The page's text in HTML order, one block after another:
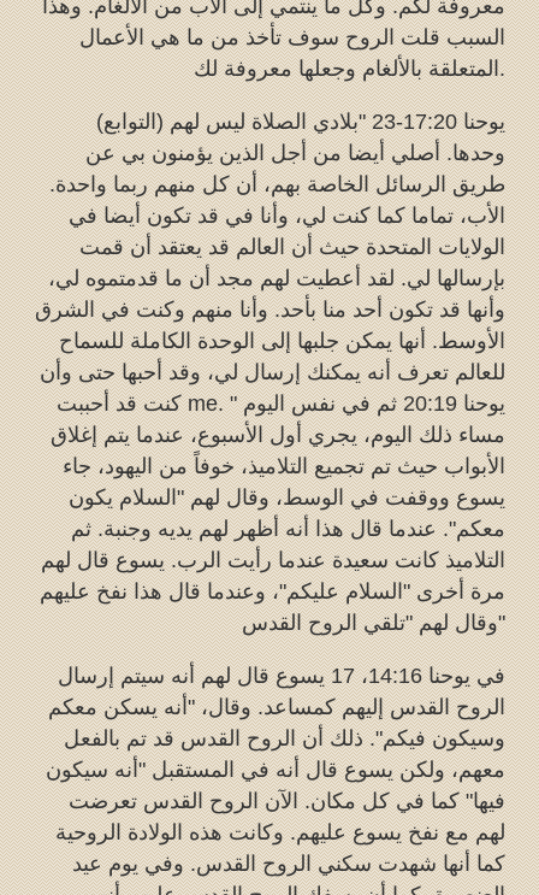
معروفة لكم. وكل ما ينتمي إلى الأب من الألغام. وهذا
السبب قلت الروح سوف تأخذ من ما هي الأعمال
المتعلقة بالألغام وجعلها معروفة لك.
يوحنا 17:20-23 "بلادي الصلاة ليس لهم (التوابع)
وحدها. أصلي أيضا من أجل الذين يؤمنون بي عن
طريق الرسائل الخاصة بهم، أن كل منهم ربما واحدة.
الأب، تماما كما كنت لي، وأنا في قد تكون أيضا في
الولايات المتحدة حيث أن العالم قد يعتقد أن قمت
بإرسالها لي. لقد أعطيت لهم مجد أن ما قدمتموه لي،
وأنها قد تكون أحد منا بأحد. وأنا منهم وكنت في الشرق
الأوسط. أنها يمكن جلبها إلى الوحدة الكاملة للسماح
للعالم تعرف أنه يمكنك إرسال لي، وقد أحبها حتى وأن
كنت قد أحببت me. " يوحنا 20:19 ثم في نفس اليوم
مساء ذلك اليوم، يجري أول الأسبوع، عندما يتم إغلاق
الأبواب حيث تم تجميع التلاميذ، خوفاً من اليهود، جاء
يسوع ووقفت في الوسط، وقال لهم "السلام يكون
معكم". عندما قال هذا أنه أظهر لهم يديه وجنبة. ثم
التلاميذ كانت سعيدة عندما رأيت الرب. يسوع قال لهم
مرة أخرى "السلام عليكم"، وعندما قال هذا نفخ عليهم
وقال لهم "تلقي الروح القدس"
في يوحنا 14:16، 17 يسوع قال لهم أنه سيتم إرسال
الروح القدس إليهم كمساعد. وقال، "أنه يسكن معكم
وسيكون فيكم". ذلك أن الروح القدس قد تم بالفعل
معهم، ولكن يسوع قال أنه في المستقبل "أنه سيكون
فيها" كما في كل مكان. الآن الروح القدس تعرضت
لهم مع نفخ يسوع عليهم. وكانت هذه الولادة الروحية
كما أنها شهدت سكني الروح القدس. وفي يوم عيد